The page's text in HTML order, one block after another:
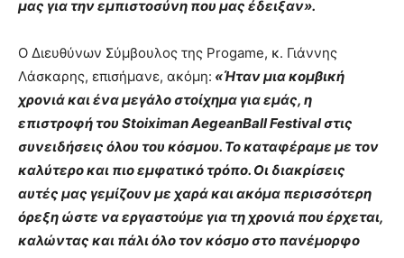
μας για την εμπιστοσύνη που μας έδειξαν».
Ο Διευθύνων Σύμβουλος της Progame, κ. Γιάννης
Λάσκαρης, επισήμανε, ακόμη: «Ήταν μια κομβική
χρονιά και ένα μεγάλο στοίχημα για εμάς, η
επιστροφή του Stoiximan AegeanBall Festival στις
συνειδήσεις όλου του κόσμου. Το καταφέραμε με τον
καλύτερο και πιο εμφατικό τρόπο. Οι διακρίσεις
αυτές μας γεμίζουν με χαρά και ακόμα περισσότερη
όρεξη ώστε να εργαστούμε για τη χρονιά που έρχεται,
καλώντας και πάλι όλο τον κόσμο στο πανέμορφο